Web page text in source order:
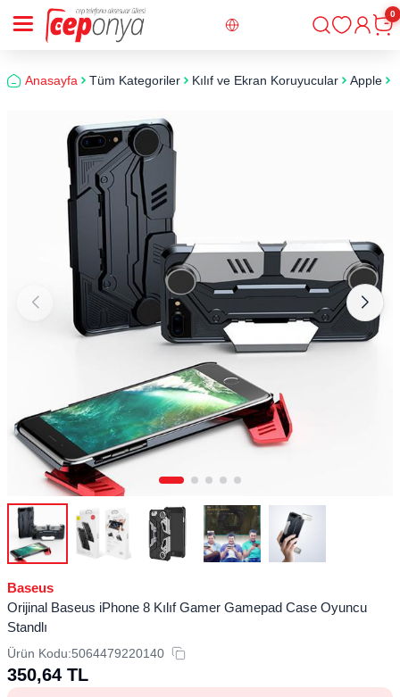
Giriş
0
Anasayfa Tüm Kategoriler Kılıf ve Ekran Koruyucular Apple
Baseus
Orijinal Baseus iPhone 8 Kılıf Gamer Gamepad Case Oyuncu
Standlı
Ürün Kodu:5064479220140
350,64 TL